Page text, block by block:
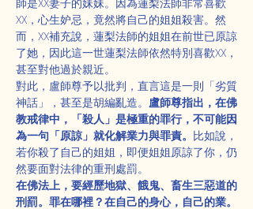
師是XX妻子的妹妹。因為蓮梨法師非常喜歡
XX，心生妒忌，竟然將自己的姐姐殺害。然
而，XX補充說，蓮梨法師的姐姐在前世已原諒
了她，因此這一世蓮梨法師依然特別喜歡XX，
甚至對他過於親近。
對此，盧師尊予以批判，直言這是一則「劣質
神話」，甚至是胡編亂造。 盧師尊指出，在佛
教戒律中，「殺人」是極重的罪行，不可能因
為一句「原諒」就化解業力與罪責。 比如說，
若你殺了自己的姐姐，即便姐姐原諒了你，仍
然要面對法律的重刑處罰。
在佛法上，要經歷地獄、餓鬼、畜生三惡道的
刑罰。罪在哪裡？在自己的身心，自己的業。